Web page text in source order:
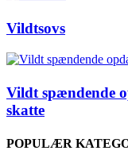
Vildtsovs
Vildt spændende
skatte
POPULÆR